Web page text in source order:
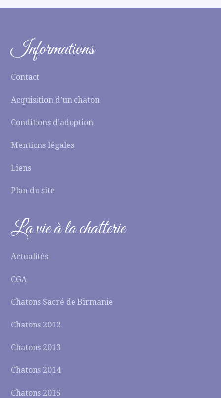
Informations
Contact
Acquisition d’un chaton
Conditions d’adoption
Mentions légales
Liens
Plan du site
La vie à la chatterie
Actualités
CGA
Chatons Sacré de Birmanie
Chatons 2012
Chatons 2013
Chatons 2014
Chatons 2015